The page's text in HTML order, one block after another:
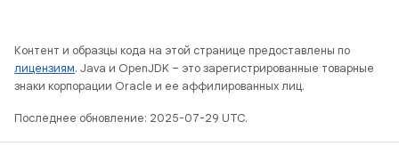
Контент и образцы кода на этой странице предоставлены по
лицензиям. Java и OpenJDK – это зарегистрированные товарные
знаки корпорации Oracle и ее аффилированных лиц.
Последнее обновление: 2025-07-29 UTC.